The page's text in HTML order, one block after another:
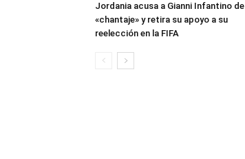
Jordania acusa a Gianni Infantino de
«chantaje» y retira su apoyo a su
reelección en la FIFA